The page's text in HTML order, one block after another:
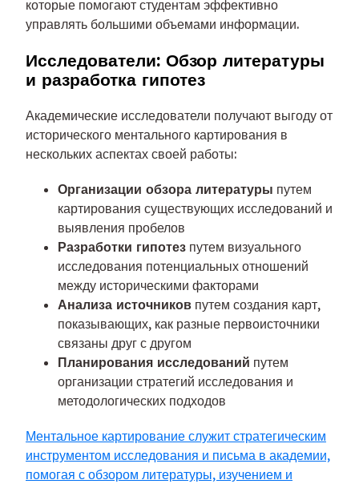
которые помогают студентам эффективно
управлять большими объемами информации.
Исследователи: Обзор литературы
и разработка гипотез
Академические исследователи получают выгоду от
исторического ментального картирования в
нескольких аспектах своей работы:
Организации обзора литературы путем
картирования существующих исследований и
выявления пробелов
Разработки гипотез путем визуального
исследования потенциальных отношений
между историческими факторами
Анализа источников путем создания карт,
показывающих, как разные первоисточники
связаны друг с другом
Планирования исследований путем
организации стратегий исследования и
методологических подходов
Ментальное картирование служит стратегическим
инструментом исследования и письма в академии,
помогая с обзором литературы, изучением и